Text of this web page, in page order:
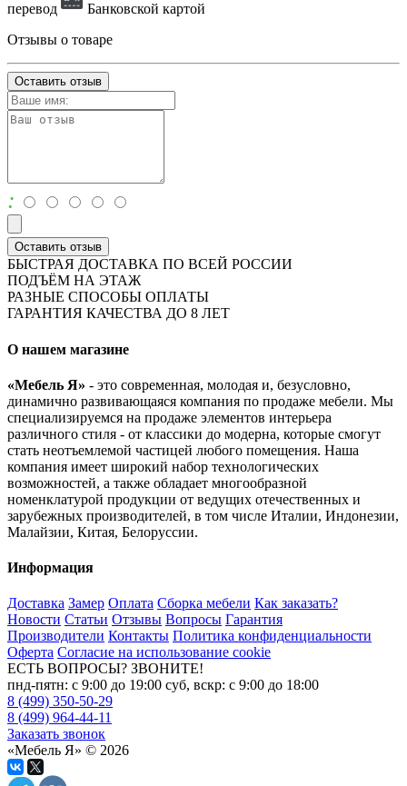
перевод
Банковской картой
Отзывы о товаре
Оставить отзыв
:
Оставить отзыв
БЫСТРАЯ ДОСТАВКА ПО ВСЕЙ РОССИИ
ПОДЪЁМ НА ЭТАЖ
РАЗНЫЕ СПОСОБЫ ОПЛАТЫ
ГАРАНТИЯ КАЧЕСТВА ДО 8 ЛЕТ
О нашем магазине
«Мебель Я» - это современная, молодая и, безусловно,
динамично развивающаяся компания по продаже мебели. Мы
специализируемся на продаже элементов интерьера
различного стиля - от классики до модерна, которые смогут
стать неотъемлемой частицей любого помещения. Наша
компания имеет широкий набор технологических
возможностей, а также обладает многообразной
номенклатурой продукции от ведущих отечественных и
зарубежных производителей, в том числе Италии, Индонезии,
Малайзии, Китая, Белоруссии.
Информация
Доставка Замер Оплата Сборка мебели Как заказать?
Новости Статьи Отзывы Вопросы Гарантия
Производители Контакты Политика конфиденциальности
Оферта Согласие на использование cookie
ЕСТЬ ВОПРОСЫ? ЗВОНИТЕ!
пнд-пятн: с 9:00 до 19:00 суб, вскр: с 9:00 до 18:00
8 (499) 350-50-29
8 (499) 964-44-11
Заказать звонок
«Мебель Я» © 2026